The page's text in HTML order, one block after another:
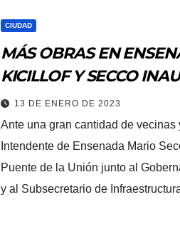
CIUDAD
MÁS OBRAS EN
KICILLOF Y SECCO
EL PUENTE DE LA UNIÓN
13 DE ENERO DE 2023
Ante una gran cantidad de vecinas
Intendente de Ensenada Mario
Puente de la Unión junto al
y al Subsecretario de